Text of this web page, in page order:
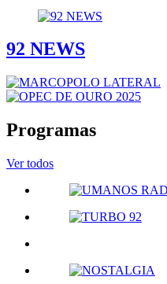
92 NEWS
Programas
Ver todos